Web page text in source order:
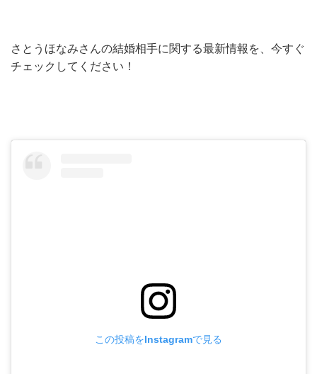
さとうほなみさんの結婚相手に関する最新情報を、今すぐ
チェックしてください！
この投稿をInstagramで見る